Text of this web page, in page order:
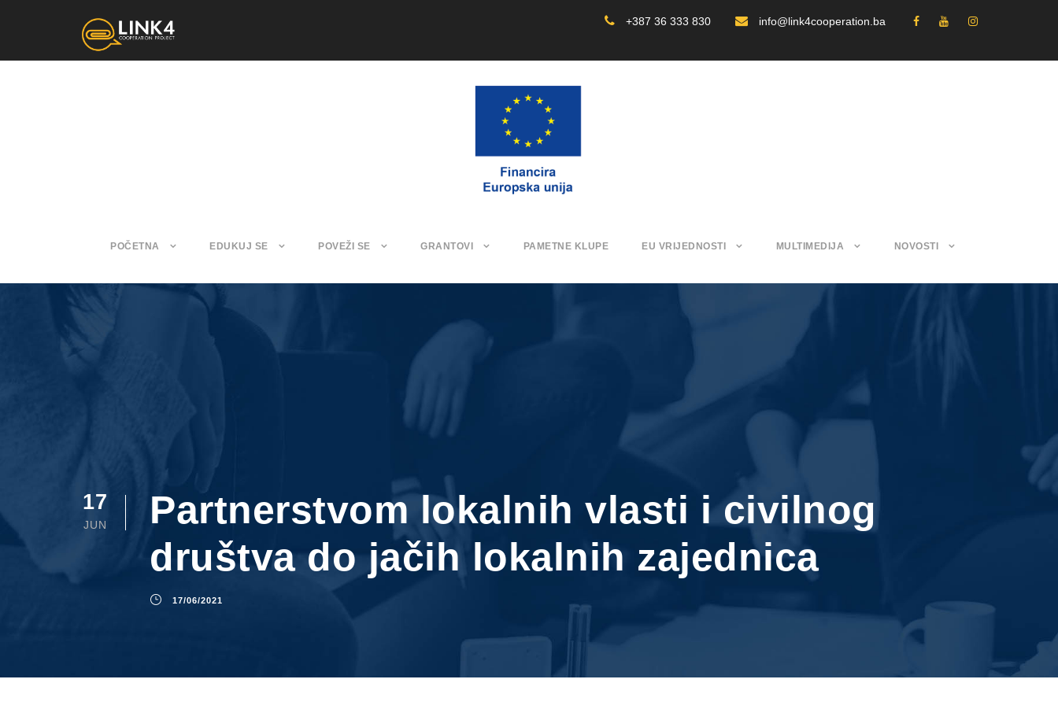
+387 36 333 830 info@link4cooperation.ba
POČETNA EDUKUJ SE POVEŽI SE GRANTOVI PAMETNE KLUPE EU VRIJEDNOSTI MULTIMEDIJA NOVOSTI
17
JUN
Partnerstvom lokalnih vlasti i civilnog
društva do jačih lokalnih zajednica
17/06/2021